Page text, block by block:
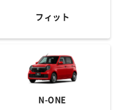
フィット
N-ONE